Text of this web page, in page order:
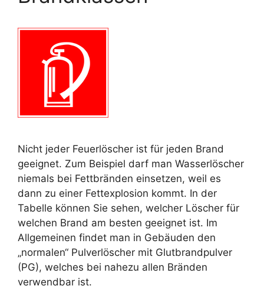
Nicht jeder Feuerlöscher ist für jeden Brand
geeignet. Zum Beispiel darf man Wasserlöscher
niemals bei Fettbränden einsetzen, weil es
dann zu einer Fettexplosion kommt. In der
Tabelle können Sie sehen, welcher Löscher für
welchen Brand am besten geeignet ist. Im
Allgemeinen findet man in Gebäuden den
„normalen“ Pulverlöscher mit Glutbrandpulver
(PG), welches bei nahezu allen Bränden
verwendbar ist.